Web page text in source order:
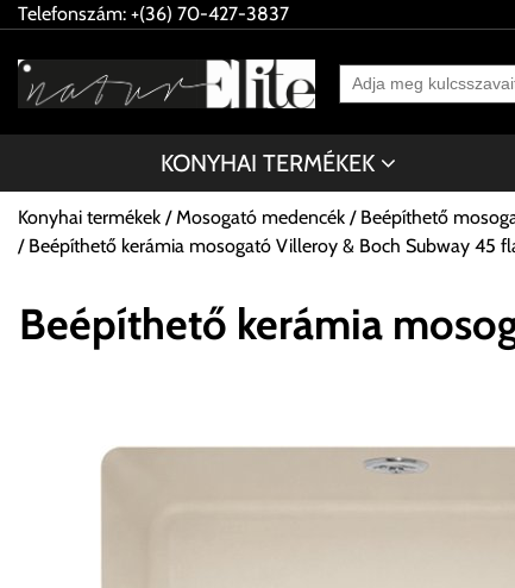
Telefonszám: +(36) 70-427-3837
KONYHAI TERMÉKEK
Konyhai termékek Mosogató medencék Beépíthető
Beépíthető kerámia mosogató Villeroy & Boch Subway 45
Beépíthető kerámia